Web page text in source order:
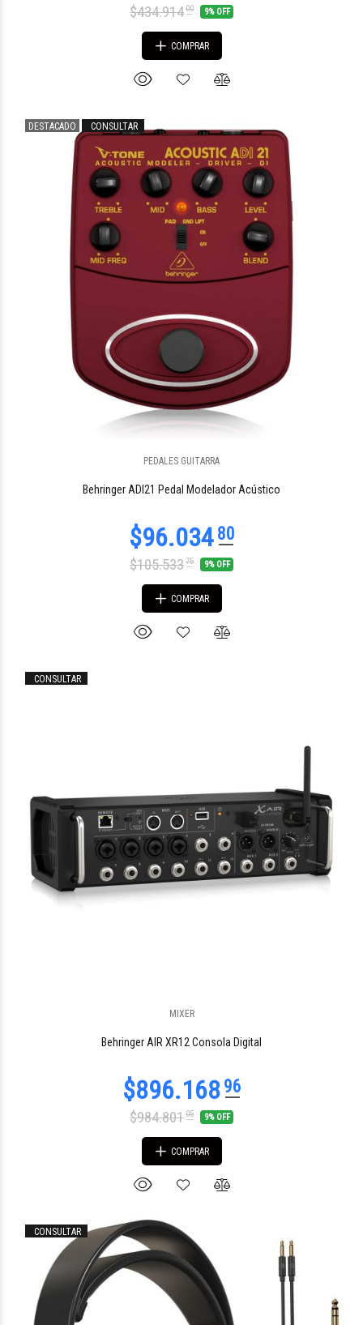
$434.91400 9% OFF
COMPRAR
DESTACADO CONSULTAR
PEDALES GUITARRA
Behringer ADI21 Pedal Modelador Acústico
$105.53375 9% OFF
COMPRAR
CONSULTAR
MIXER
Behringer AIR XR12 Consola Digital
$984.80105 9% OFF
COMPRAR
CONSULTAR
$1.245.12834
$50.383